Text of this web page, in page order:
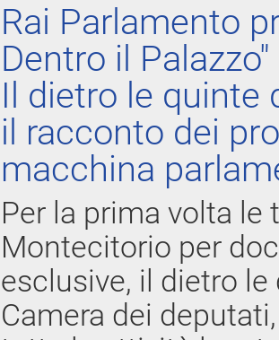
Rai Parlamento
Dentro il Palazzo"
Il dietro le quinte
il racconto dei
macchina
Per la prima volta le
Montecitorio per
esclusive, il dietro
Camera dei